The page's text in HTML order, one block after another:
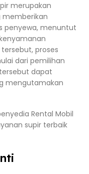
merupakan
memberikan
penyewa, menuntut
proses
dari pemilihan
dapat
mengutamakan
Rental Mobil
supir terbaik